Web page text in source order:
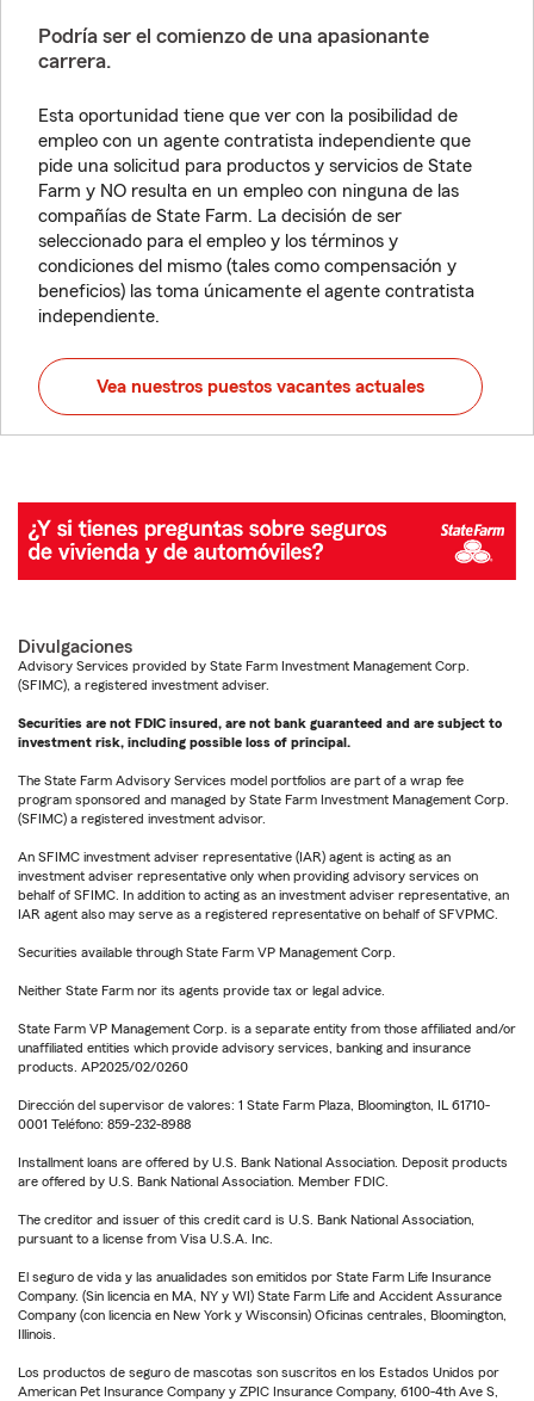
Podría ser el comienzo de una apasionante
carrera.
Esta oportunidad tiene que ver con la posibilidad de
empleo con un agente contratista independiente que
pide una solicitud para productos y servicios de State
Farm y NO resulta en un empleo con ninguna de las
compañías de State Farm. La decisión de ser
seleccionado para el empleo y los términos y
condiciones del mismo (tales como compensación y
beneficios) las toma únicamente el agente contratista
independiente.
Vea nuestros puestos vacantes actuales
Divulgaciones
Advisory Services provided by State Farm Investment Management Corp.
(SFIMC), a registered investment adviser.
Securities are not FDIC insured, are not bank guaranteed and are subject to
investment risk, including possible loss of principal.
The State Farm Advisory Services model portfolios are part of a wrap fee
program sponsored and managed by State Farm Investment Management Corp.
(SFIMC) a registered investment advisor.
An SFIMC investment adviser representative (IAR) agent is acting as an
investment adviser representative only when providing advisory services on
behalf of SFIMC. In addition to acting as an investment adviser representative, an
IAR agent also may serve as a registered representative on behalf of SFVPMC.
Securities available through State Farm VP Management Corp.
Neither State Farm nor its agents provide tax or legal advice.
State Farm VP Management Corp. is a separate entity from those affiliated and/or
unaffiliated entities which provide advisory services, banking and insurance
products. AP2025/02/0260
Dirección del supervisor de valores: 1 State Farm Plaza, Bloomington, IL 61710-
0001 Teléfono: 859-232-8988
Installment loans are offered by U.S. Bank National Association. Deposit products
are offered by U.S. Bank National Association. Member FDIC.
The creditor and issuer of this credit card is U.S. Bank National Association,
pursuant to a license from Visa U.S.A. Inc.
El seguro de vida y las anualidades son emitidos por State Farm Life Insurance
Company. (Sin licencia en MA, NY y WI) State Farm Life and Accident Assurance
Company (con licencia en New York y Wisconsin) Oficinas centrales, Bloomington,
Illinois.
Los productos de seguro de mascotas son suscritos en los Estados Unidos por
American Pet Insurance Company y ZPIC Insurance Company, 6100-4th Ave S,